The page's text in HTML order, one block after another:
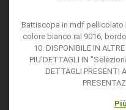
Battiscopa in mdf pellicolato
colore bianco ral 9016,
10. DISPONIBILE IN
PIU'DETTAGLI IN
DETTAGLI PRESENTI